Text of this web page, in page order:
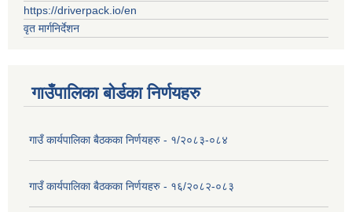
https://driverpack.io/en
वृत मार्गनिर्देशन
गाउँपालिका बोर्डका निर्णयहरु
गाउँ कार्यपालिका बैठकका निर्णयहरु - १/२०८३-०८४
गाउँ कार्यपालिका बैठकका निर्णयहरु - १६/२०८२-०८३